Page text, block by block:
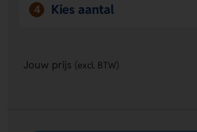
4 Kies aantal
Jouw prijs (excl. BTW)